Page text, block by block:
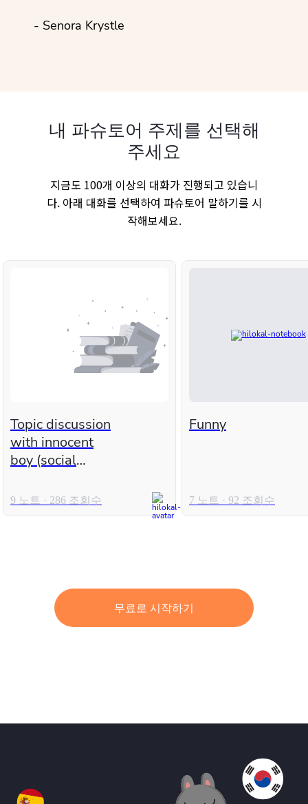
- Senora Krystle
내 파슈토어 주제를 선택해
주세요
지금도 100개 이상의 대화가 진행되고 있습니
다. 아래 대화를 선택하여 파슈토어 말하기를 시
작해보세요.
Topic discussion
with innocent
boy (social
9 노트 · 286 조회수
Funny
7 노트 · 92 조회수
무료로 시작하기